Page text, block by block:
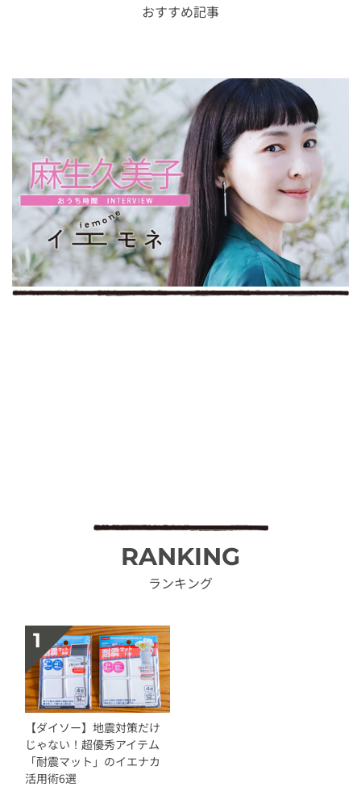
おすすめ記事
RANKING
ランキング
【ダイソー】地震対策だけ
じゃない！超優秀アイテム
「耐震マット」のイエナカ
活用術6選